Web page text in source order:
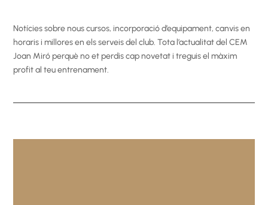
Notícies sobre nous cursos, incorporació d’equipament, canvis en
horaris i millores en els serveis del club. Tota l’actualitat del CEM
Joan Miró perquè no et perdis cap novetat i treguis el màxim
profit al teu entrenament.